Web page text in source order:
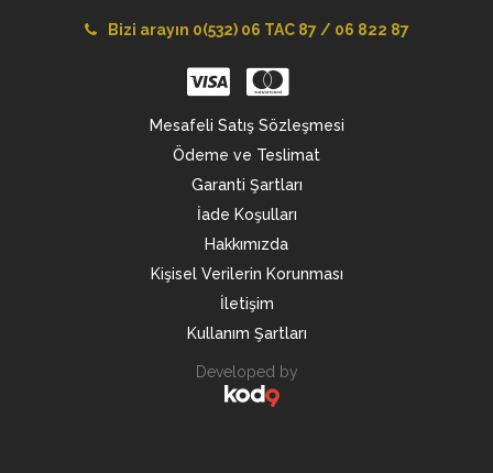
Bizi arayın 0(532) 06 TAC 87 / 06 822 87
Mesafeli Satış Sözleşmesi
Ödeme ve Teslimat
Garanti Şartları
İade Koşulları
Hakkımızda
Kişisel Verilerin Korunması
İletişim
Kullanım Şartları
Developed by